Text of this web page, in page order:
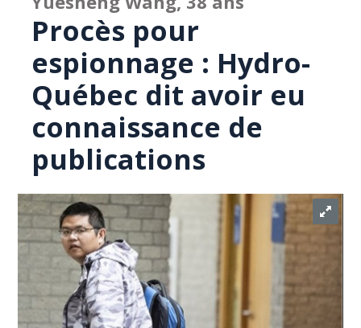
Procès pour
espionnage : Hydro-
Québec dit avoir eu
connaissance de
publications